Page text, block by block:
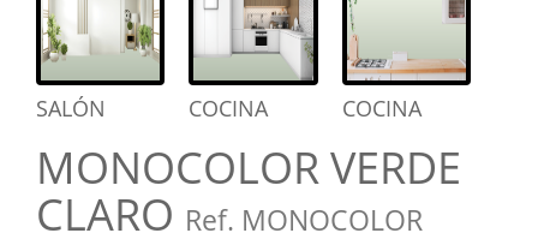
SALÓN COCINA COCINA
MONOCOLOR VERDE
CLARO Ref. MONOCOLOR